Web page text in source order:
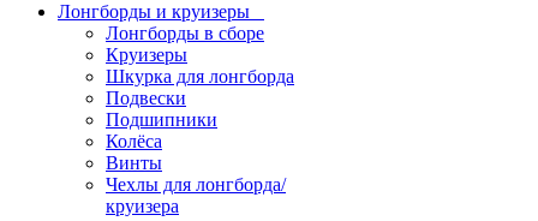
Лонгборды и круизеры
Лонгборды в сборе
Круизеры
Шкурка для лонгборда
Подвески
Подшипники
Колёса
Винты
Чехлы для лонгборда/
круизера